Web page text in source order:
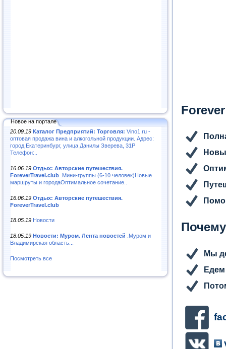
Новое на портале
20.09.19 Каталог Предприятий: Торговля: Vino1.ru -
оптовая продажа вина и алкогольной продукции. Адрес:
город Екатеринбург, улица Данилы Зверева, 31Р
Телефон:..
16.06.19 Отдых: Авторские путешествия.
ForeverTravel.club .Мини-группы (6-10 человек)Новые
маршруты и городаОптимальное сочетание..
16.06.19 Отдых: Авторские путешествия.
ForeverTravel.club
18.05.19 Новости
18.05.19 Новости: Муром. Лента новостей .Муром и
Владимирская область...
Посмотреть все
Мы